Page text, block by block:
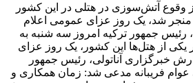
وقوع آتش‌سوزی در هتلی در این کشور
کشته شدن ۶۶ نفر منجر شد، یک روز عزای عمومی اعلام
جمهور ترکیه امروز سه شنبه به
از هتل‌ها این کشور، یک روز عزای
خبرگزاری آناتولی، رئیس جمهور
عوام فریبانه مدعی شد: زمان همکاری و